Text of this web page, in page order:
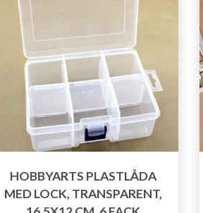
HOBBYARTS PLASTLÅDA
MED LOCK, TRANSPARENT,